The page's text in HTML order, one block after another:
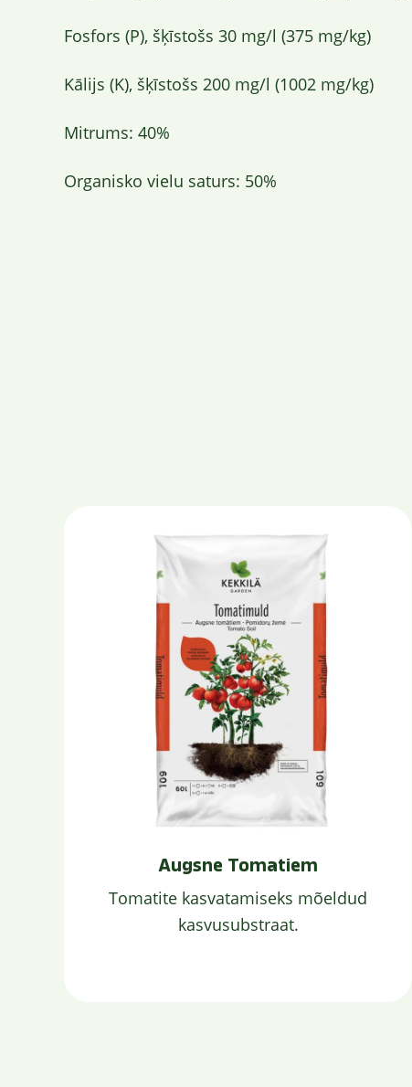
Fosfors (P), šķīstošs 30 mg/l (375 mg/kg)
Kālijs (K), šķīstošs 200 mg/l (1002 mg/kg)
Mitrums: 40%
Organisko vielu saturs: 50%
Augsne Tomatiem
Tomatite kasvatamiseks mõeldud
kasvusubstraat.